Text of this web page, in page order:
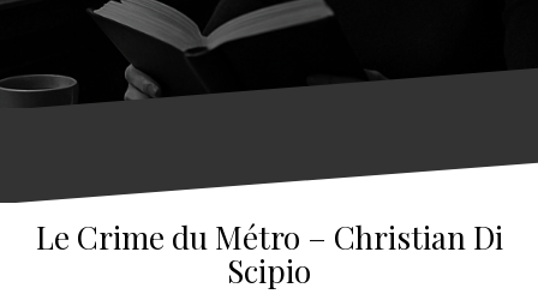
Le Crime du Métro – Christian Di
Scipio